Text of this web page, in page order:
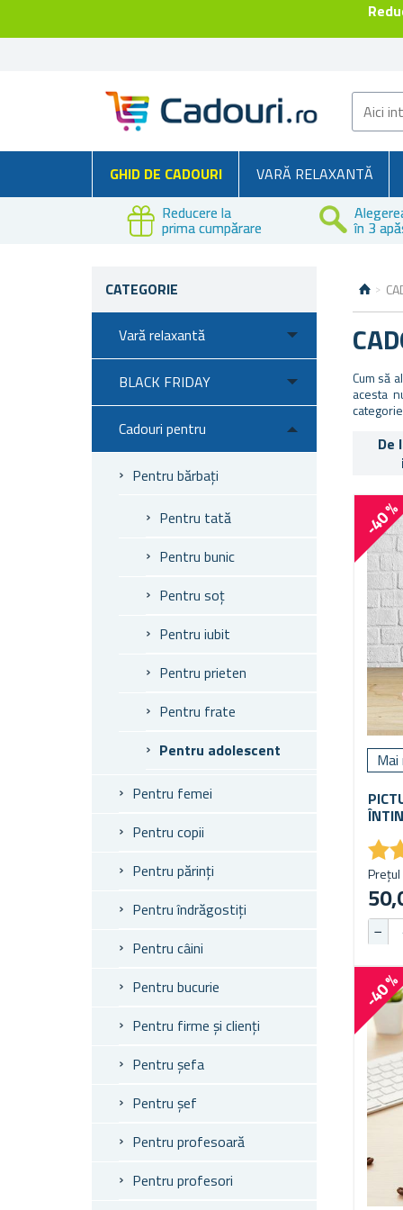
GHID DE CADOURI VARĂ RELAXANTĂ
Reducere la
prima cumpărare în 3
CATEGORIE
Vară relaxantă
BLACK FRIDAY
Cadouri pentru
Pentru bărbați
Pentru tată
Pentru bunic
Pentru soț
Pentru iubit
Pentru prieten
Pentru frate
Pentru adolescent
Pentru femei
Pentru copii
Pentru părinți
Pentru îndrăgostiți
Pentru câini
Pentru bucurie
Pentru firme și clienți
Pentru șefa
Pentru șef
Pentru profesoară
Pentru profesori
Cum să
acesta
De
-40 %
★
★
-40 %